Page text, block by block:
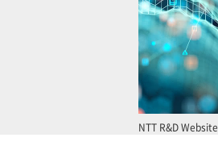
NTT R&D Website